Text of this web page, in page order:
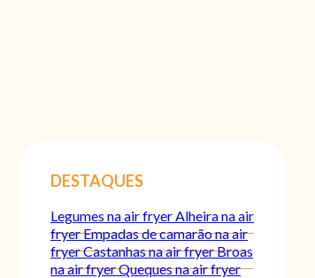
DESTAQUES
Legumes na air fryer Alheira na air
fryerEmpadas de camarão na air
fryerCastanhas na air fryerBroas
na air fryerQueques na air fryer